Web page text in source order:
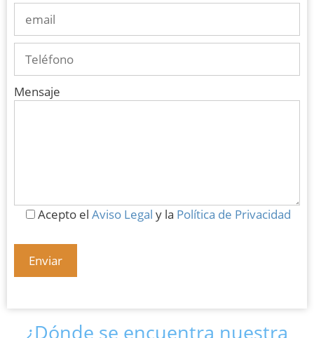
Mensaje
Acepto el Aviso Legal y la Política de Privacidad
¿Dónde se encuentra nuestra